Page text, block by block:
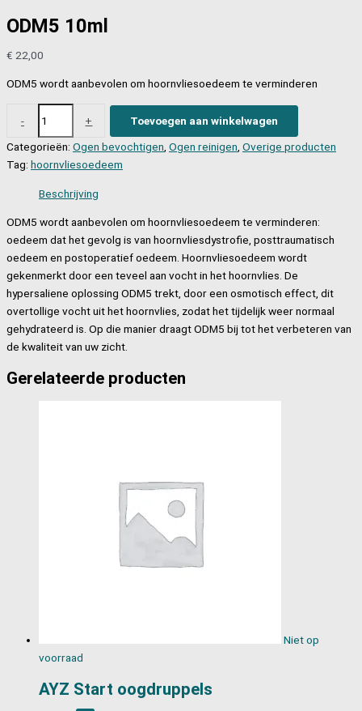
ODM5 10ml
€ 22,00
ODM5 wordt aanbevolen om hoornvliesoedeem te verminderen
-
10ml
aantal
+
Toevoegen aan winkelwagen
Categorieën: Ogen bevochtigen Ogen reinigen Overige producten
Tag: hoornvliesoedeem
Beschrijving
ODM5 wordt aanbevolen om hoornvliesoedeem te verminderen:
oedeem dat het gevolg is van hoornvliesdystrofie, posttraumatisch
oedeem en postoperatief oedeem. Hoornvliesoedeem wordt
gekenmerkt door een teveel aan vocht in het hoornvlies. De
hypersaliene oplossing ODM5 trekt, door een osmotisch effect, dit
overtollige vocht uit het hoornvlies, zodat het tijdelijk weer normaal
gehydrateerd is. Op die manier draagt ODM5 bij tot het verbeteren van
de kwaliteit van uw zicht.
Gerelateerde producten
Niet op
voorraad
AYZ Start oogdruppels